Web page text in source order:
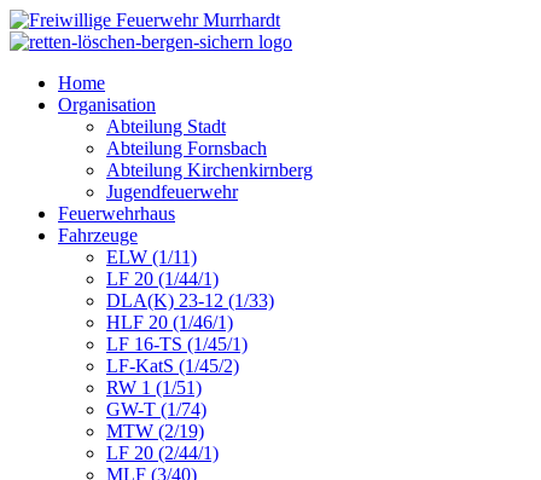
Home
Organisation
Abteilung Stadt
Abteilung Fornsbach
Abteilung Kirchenkirnberg
Jugendfeuerwehr
Feuerwehrhaus
Fahrzeuge
ELW (1/11)
LF 20 (1/44/1)
DLA(K) 23-12 (1/33)
HLF 20 (1/46/1)
LF 16-TS (1/45/1)
LF-KatS (1/45/2)
RW 1 (1/51)
GW-T (1/74)
MTW (2/19)
LF 20 (2/44/1)
MLF (3/40)